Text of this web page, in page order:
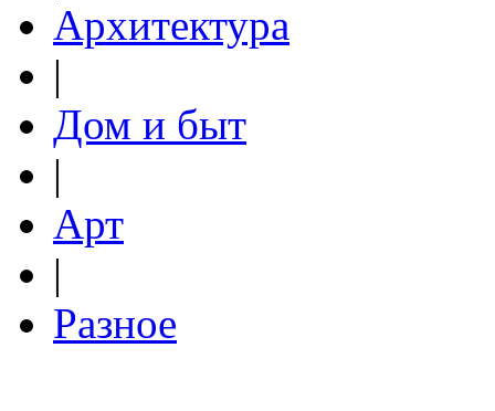
Архитектура
|
Дом и быт
|
Арт
|
Разное